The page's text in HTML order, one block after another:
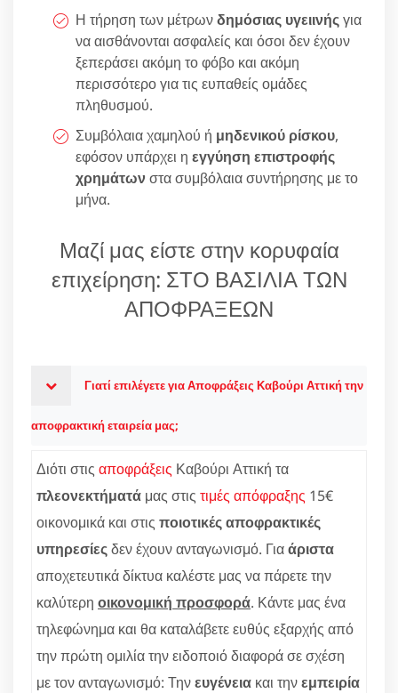
Η τήρηση των μέτρωνδημόσιας υγειινήςγια
να αισθάνονται ασφαλείς και όσοι δεν έχουν
ξεπεράσει ακόμη το φόβο και ακόμη
περισσότερο για τις ευπαθείς ομάδες
πληθυσμού.
Συμβόλαια χαμηλού ή μηδενικού ρίσκου,
εφόσον υπάρχει η εγγύηση επιστροφής
χρημάτωνστα συμβόλαια συντήρησης με το
μήνα.
Μαζί μας είστε στην κορυφαία
επιχείρηση: ΣΤΟ ΒΑΣΙΛΙΑ ΤΩΝ
ΑΠΟΦΡΑΞΕΩΝ
Γιατί επιλέγετε για Αποφράξεις Καβούρι Αττική την
αποφρακτική εταιρεία μας;
Διότι στις αποφράξεις Καβούρι Αττική τα
πλεονεκτήματά μας στις τιμές απόφραξης 15€
οικονομικά και στις ποιοτικές αποφρακτικές
υπηρεσίεςδεν έχουν ανταγωνισμό. Γιαάριστα
αποχετευτικά δίκτυα καλέστε μας να πάρετε την
καλύτερη οικονομική προσφορά. Κάντε μας ένα
τηλεφώνημα και θα καταλάβετε ευθύς εξαρχής από
την πρώτη ομιλία την ειδοποιό διαφορά σε σχέση
με τον ανταγωνισμό: Τηνευγένεια και τηνεμπειρία